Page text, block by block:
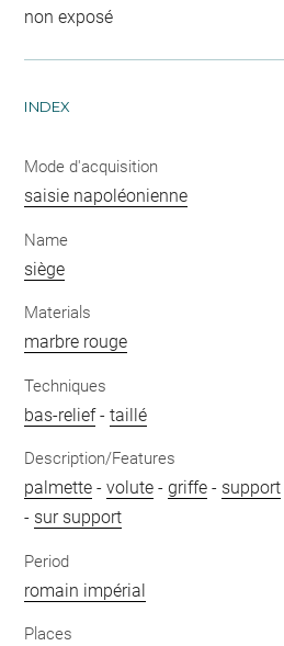
non exposé
INDEX
Mode d'acquisition
saisie napoléonienne
Name
siège
Materials
marbre rouge
Techniques
bas-relief-taillé
Description/Features
palmette -volute -griffe - support
- sur support
Period
romain impérial
Places